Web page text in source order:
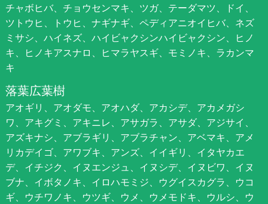
チャボヒバ、チョウセンマキ、ツガ、テーダマツ、ドイ、
ツトウヒ、トウヒ、ナギナギ、ペディアニオイヒバ、ネズ
ミサシ、ハイネズ、ハイビャクシンハイビャクシン、ヒノ
キ、ヒノキアスナロ、ヒマラヤスギ、モミノキ、ラカンマ
キ
落葉広葉樹
アオギリ、アオダモ、アオハダ、アカシデ、アカメガシ
ワ、アキグミ、アキニレ、アサガラ、アサダ、アジサイ、
アズキナシ、アブラギリ、アブラチャン、アベマキ、アメ
リカデイゴ、アワブキ、アンズ、イイギリ、イタヤカエ
デ、イチジク、イヌエンジュ、イヌシデ、イヌビワ、イヌ
ブナ、イボタノキ、イロハモミジ、ウグイスカグラ、ウコ
ギ、ウチワノキ、ウツギ、ウメ、ウメモドキ、ウルシ、ウ